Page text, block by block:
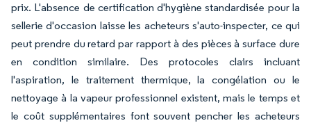
prix. L'absence de certification d'hygiène standardisée pour la
sellerie d'occasion laisse les acheteurs s'auto-inspecter, ce qui
peut prendre du retard par rapport à des pièces à surface dure
en condition similaire. Des protocoles clairs incluant
l'aspiration, le traitement thermique, la congélation ou le
nettoyage à la vapeur professionnel existent, mais le temps et
le coût supplémentaires font souvent pencher les acheteurs